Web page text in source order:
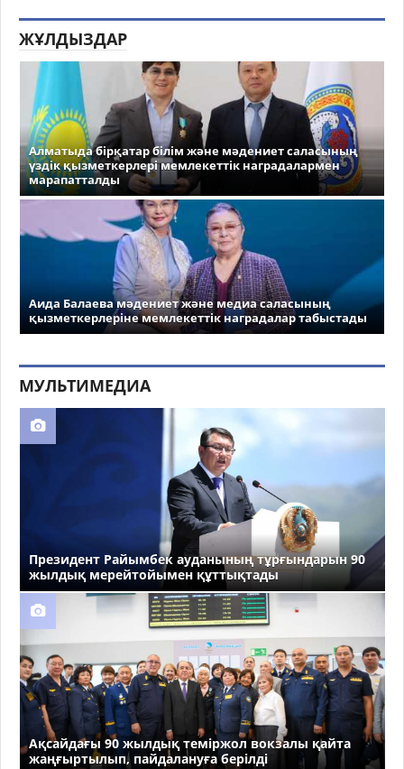
ЖҰЛДЫЗДАР
Алматыда бірқатар білім және мәдениет саласының
үздік қызметкерлері мемлекеттік наградалармен
марапатталды
Аида Балаева мәдениет және медиа саласының
қызметкерлеріне мемлекеттік наградалар табыстады
МУЛЬТИМЕДИА
Президент Райымбек ауданының тұрғындарын 90
жылдық мерейтойымен құттықтады
Ақсайдағы 90 жылдық теміржол вокзалы қайта
жаңғыртылып, пайдалануға берілді